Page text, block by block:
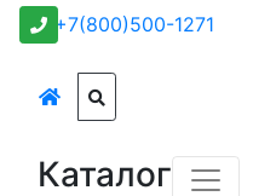
+7(800)500-1271
Каталог